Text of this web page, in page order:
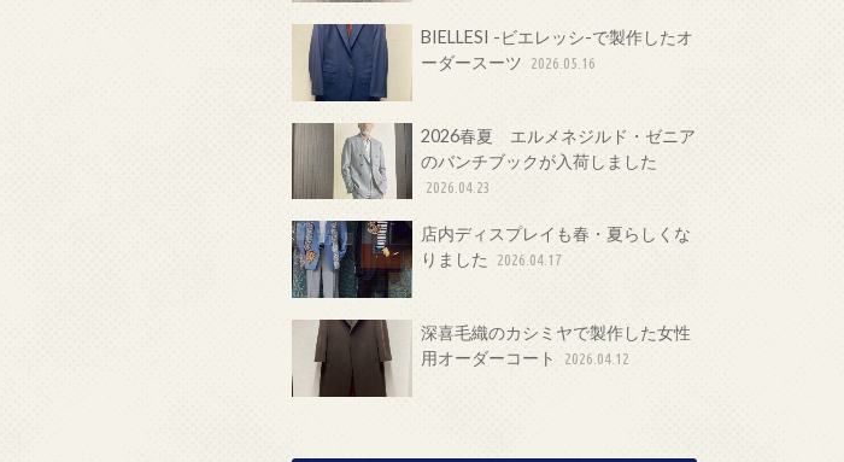
BIELLESI -ビエレッシ-で製作したオ
ーダースーツ
2026.05.16
2026春夏 エルメネジルド・ゼニア
のバンチブックが入荷しました
2026.04.23
店内ディスプレイも春・夏らしくな
りました
2026.04.17
深喜毛織のカシミヤで製作した女性
用オーダーコート
2026.04.12